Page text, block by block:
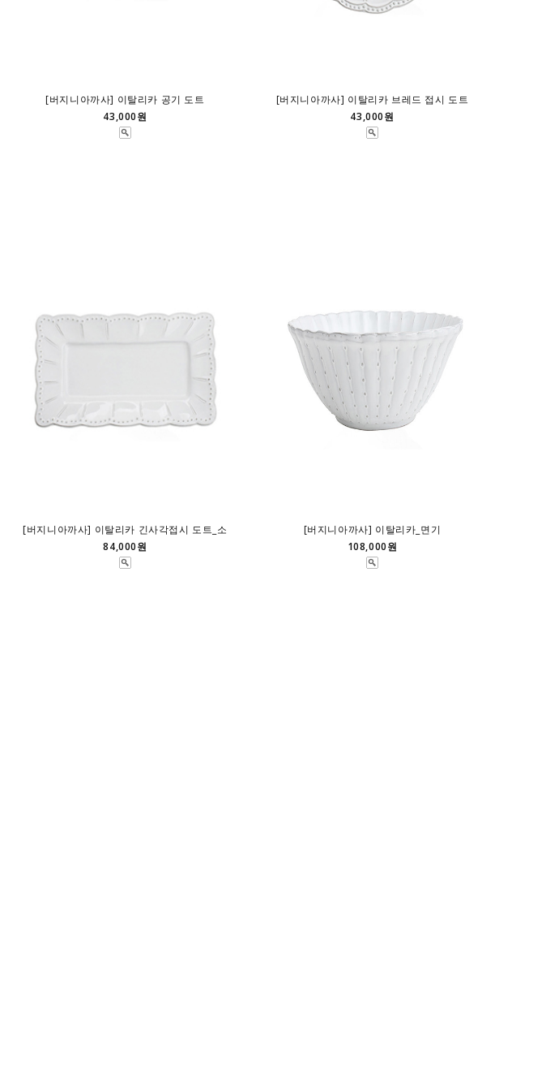
[버지니아까사] 이탈리카 공기 도트
43,000원
[버지니아까사] 이탈리카 브레드 접시 도트
43,000원
[버지니아까사] 이탈리카 긴사각접시 도트_소
84,000원
[버지니아까사] 이탈리카_면기
108,000원